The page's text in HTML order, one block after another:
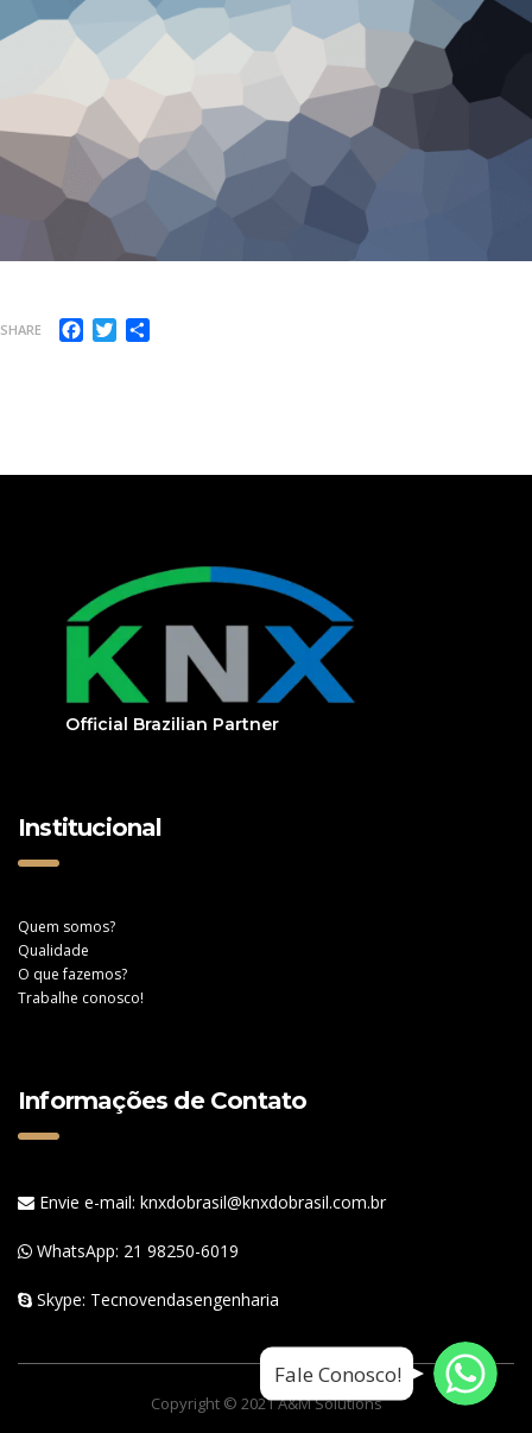
SHARE Facebook
Twitter
Official Brazilian Partner
Institucional
Quem somos?
Qualidade
O que fazemos?
Trabalhe conosco!
Informações de Contato
Envie e-mail: knxdobrasil@knxdobrasil.com.br
WhatsApp: 21 98250-6019
Skype: Tecnovendasengenharia
Copyright © 2021 A&M Solutions
WhatsApp
WhatsApp
WhatsApp
Fale Conosco!